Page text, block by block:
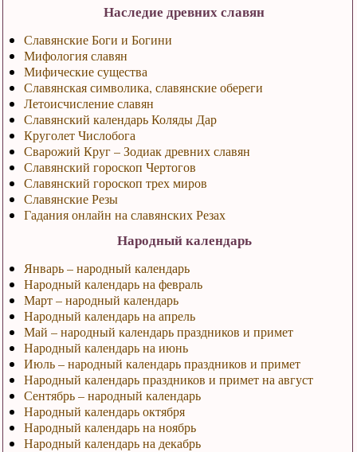
Наследие древних славян
Славянские Боги и Богини
Мифология славян
Мифические существа
Славянская символика, славянские обереги
Летоисчисление славян
Славянский календарь Коляды Дар
Круголет Числобога
Сварожий Круг – Зодиак древних славян
Славянский гороскоп Чертогов
Славянский гороскоп трех миров
Славянские Резы
Гадания онлайн на славянских Резах
Народный календарь
Январь – народный календарь
Народный календарь на февраль
Март – народный календарь
Народный календарь на апрель
Май – народный календарь праздников и примет
Народный календарь на июнь
Июль – народный календарь праздников и примет
Народный календарь праздников и примет на август
Сентябрь – народный календарь
Народный календарь октября
Народный календарь на ноябрь
Народный календарь на декабрь